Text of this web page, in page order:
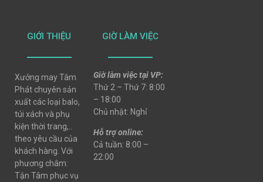
GIỚI THIỆU
Xưởng may Tâm
Phát chuyên sản
xuất các loại balo,
túi xách và phụ
kiện thời trang,..
theo yêu cầu của
khách hàng. Với
phương châm:
Tận Tâm phục vụ
GIỜ LÀM VIỆC
Giờ làm việc tại VP:
Thứ 2 – Thứ 7: 8:00
– 18:00
Chủ nhật: Nghỉ
Hỗ trợ online:
Cả tuần: 8:00 –
22:00